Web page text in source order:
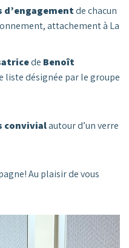
d’engagementde chacun
attachement à La
de Benoît
liste désignée par le groupe
convivialautour d’un verre
Au plaisir de vous